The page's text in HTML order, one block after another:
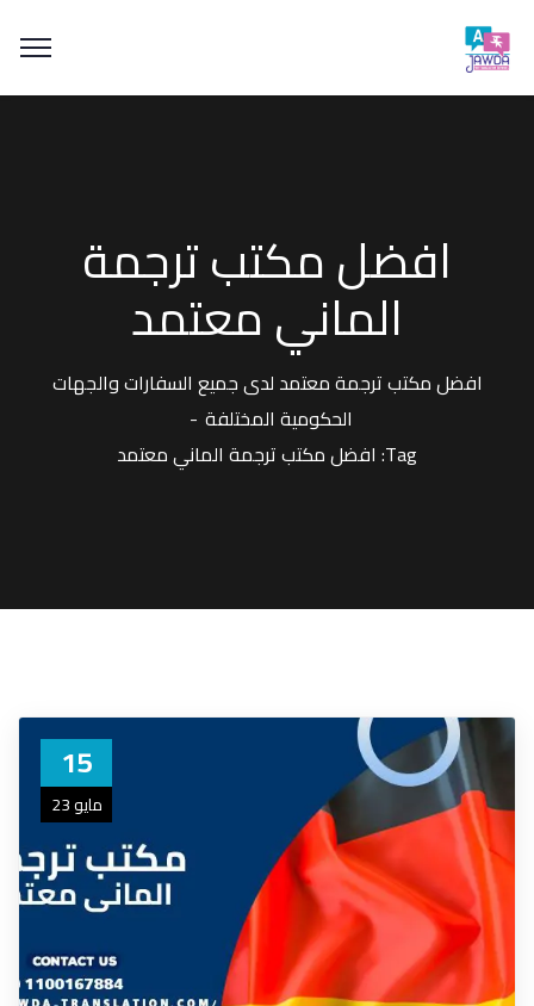
افضل مكتب ترجمة
الماني معتمد
افضل مكتب ترجمة معتمد لدى جميع السفارات والجهات
الحكومية المختلفة
Tag: افضل مكتب ترجمة الماني معتمد
15
مايو 23